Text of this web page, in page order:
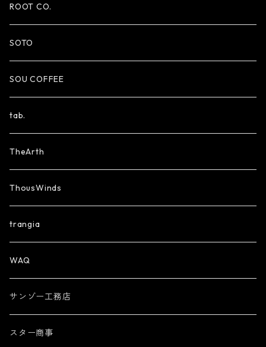
ROOT CO.
SOTO
SOU COFFEE
tab.
TheArth
ThousWinds
trangia
WAQ
サンゾー工務店
スター商事